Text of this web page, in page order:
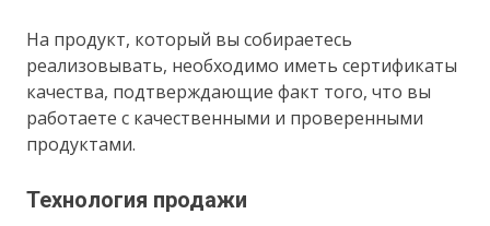
На продукт, который вы собираетесь
реализовывать, необходимо иметь сертификаты
качества, подтверждающие факт того, что вы
работаете с качественными и проверенными
продуктами.
Технология продажи